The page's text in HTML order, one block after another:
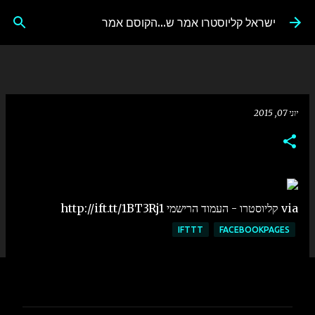
דילוג לתוכן הראשי
ישראל קליוסטרו אמר ש...הקוסם אמר
יוני 07, 2015
via קליוסטרו - העמוד הרישמי http://ift.tt/1BT3Rj1
FACEBOOKPAGES
IFTTT